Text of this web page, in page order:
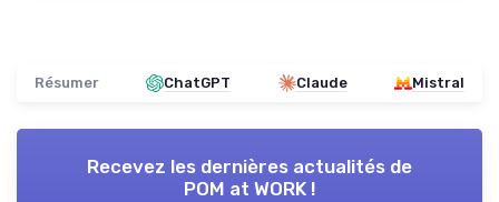
Résumer ChatGPT Claude Mistral
Recevez les dernières actualités de
POM at WORK !